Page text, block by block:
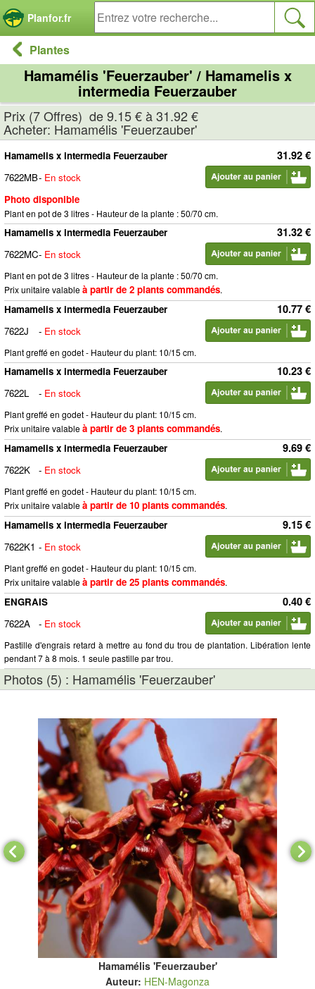
Planfor.fr
Plantes
Hamamélis 'Feuerzauber' / Hamamelis x
intermedia Feuerzauber
Prix (7 Offres) de 9.15 € à 31.92 €
Acheter: Hamamélis 'Feuerzauber'
31.92 €
Hamamelis x intermedia Feuerzauber
7622MB- En stock
Photo disponible
Plant en pot de 3 litres - Hauteur de la plante : 50/70 cm.
31.32 €
Hamamelis x intermedia Feuerzauber
7622MC- En stock
Plant en pot de 3 litres - Hauteur de la plante : 50/70 cm.
Prix unitaire valableà partir de 2 plants commandés.
10.77 €
Hamamelis x intermedia Feuerzauber
7622J
- En stock
Plant greffé en godet - Hauteur du plant: 10/15 cm.
10.23 €
Hamamelis x intermedia Feuerzauber
7622L
- En stock
Plant greffé en godet - Hauteur du plant: 10/15 cm.
Prix unitaire valableà partir de 3 plants commandés.
9.69 €
Hamamelis x intermedia Feuerzauber
7622K
- En stock
Plant greffé en godet - Hauteur du plant: 10/15 cm.
Prix unitaire valableà partir de 10 plants commandés.
9.15 €
Hamamelis x intermedia Feuerzauber
7622K1 - En stock
Plant greffé en godet - Hauteur du plant: 10/15 cm.
Prix unitaire valableà partir de 25 plants commandés.
0.40 €
ENGRAIS
7622A
- En stock
Pastille d'engrais retard à mettre au fond du trou de plantation. Libération lente
pendant 7 à 8 mois. 1 seule pastille par trou.
Photos (5) : Hamamélis 'Feuerzauber'
Hamamélis 'Feuerzauber'
Auteur: HEN-Magonza
Panneau de gestion des cookies